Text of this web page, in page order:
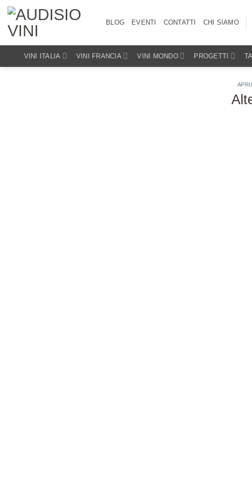
Salta
contenuti
BLOG EVENTI CONTATTI CHI SIAMO
VINI ITALIA VINI FRANCIA VINI MONDO PROGETTI